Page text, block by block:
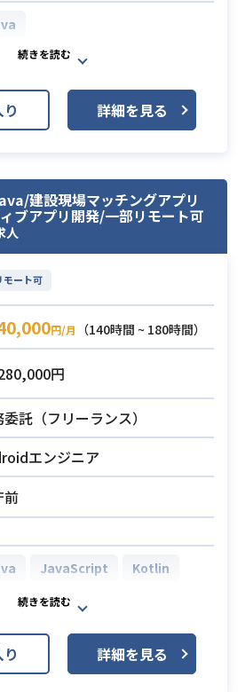
サービスを活用したサーバレ
合、自ら調べ主体的に進められ
(Amazon Web Services)
Lambda
RDS (Amazon RDS)
業務アプリケーション開発を行
ただきます。
上での開発の即戦力を期待し
ます。
マイクロサービス開発実績
サービス例：
Lambda
Amplify
DynamoDB
Cognito
API Gateway
ら考え行動し、主体的に業務を
られる
なコミュニケーションができ
詳細を見る
建設現場マッチングアプリ
ブアプリ開発/一部リモート可
人
モート可
円/月
（140時間 ~ 180時間）
円
託（フリーランス）
エンジニア
前
JavaScript
Kotlin
TypeScript
Android
(Amazon Web Services)
詳細を見る